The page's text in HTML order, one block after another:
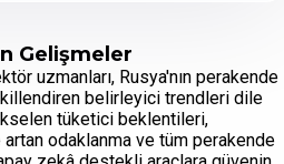
Gelişmeler
uzmanları, Rusya'nın perakende
belirleyici trendleri dile
tüketici beklentileri,
odaklanma ve tüm perakende